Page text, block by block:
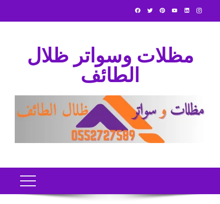
مظلات وسواتر ظلال
الطائف